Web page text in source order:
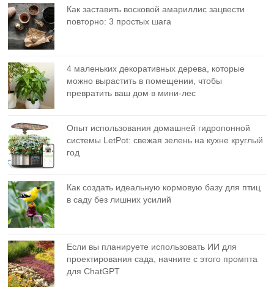
Как заставить восковой амариллис зацвести
повторно: 3 простых шага
4 маленьких декоративных дерева, которые
можно вырастить в помещении, чтобы
превратить ваш дом в мини-лес
Опыт использования домашней гидропонной
системы LetPot: свежая зелень на кухне круглый
год
Как создать идеальную кормовую базу для птиц
в саду без лишних усилий
Если вы планируете использовать ИИ для
проектирования сада, начните с этого промпта
для ChatGPT